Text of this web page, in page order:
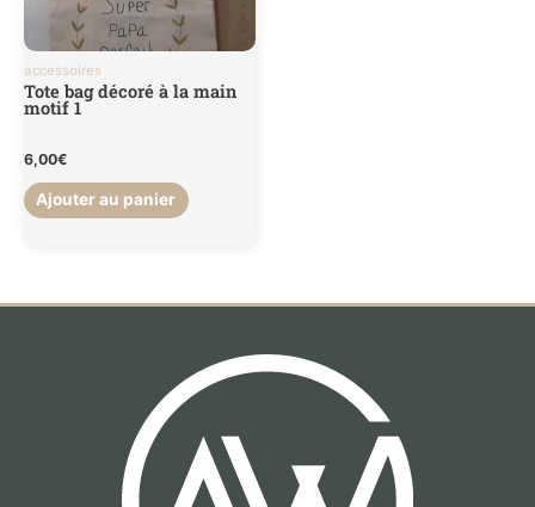
accessoires
Tote bag décoré à la main
motif 1
6,00€
Ajouter au panier